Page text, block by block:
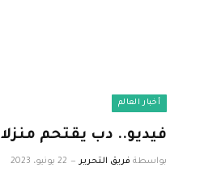
أخبار العالم
فيديو.. دب يقتحم
بواسطة فريق التحرير 22 يونيو، 2023